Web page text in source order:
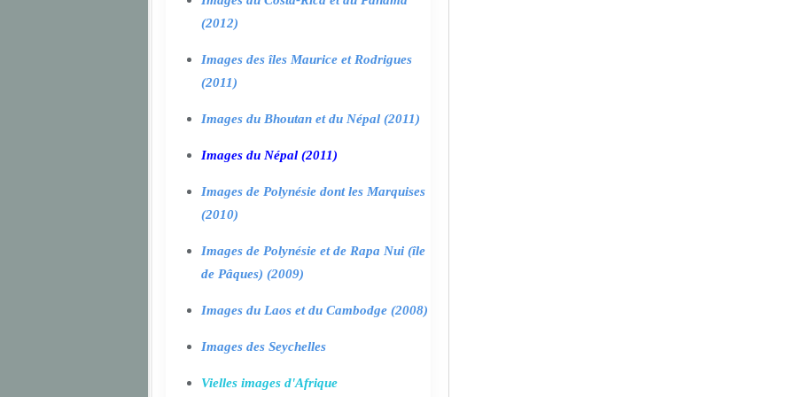
(2012)
Images des îles Maurice et Rodrigues
(2011)
Images du Bhoutan et du Népal (2011)
Images du Népal (2011)
Images de Polynésie dont les Marquises
(2010)
Images de Polynésie et de Rapa Nui (île
de Pâques) (2009)
Images du Laos et du Cambodge (2008)
Images des Seychelles
Vielles images d'Afrique